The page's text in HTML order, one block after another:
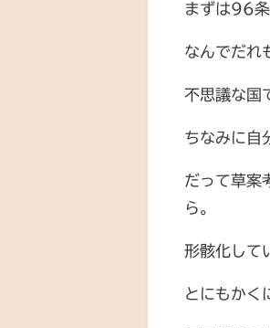
まずは96条
なんでだれ
不思議な国
ちなみに自
だって草案
ら。
形骸化して
とにもかく